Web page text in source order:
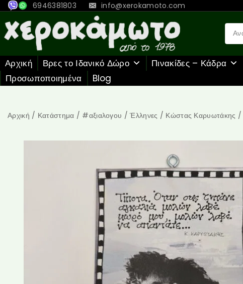
6946381803 info@xerokamoto.com
Αρχική Βρες το Ιδανικό Δώρο Πινακίδες – Κάδρα
Προσωποποιημένα
Blog
Αρχική / Κατάστημα / #αξιαλογου / Έλληνες / Κώστας Καρυωτάκης /